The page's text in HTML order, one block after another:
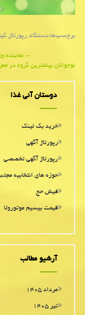
برچسب‌ها:دستگاه,رپورتاژ,
navigation
←نماینده
نوجوانان بیشترین گروه در
دوستان آنی غذا
خرید بک لینک
رپورتاژ آگهی
رپورتاژ آگهی تخصصی
حوزه های انتخابیه
فیش حج
قیمت بیسیم موتورولا
آرشیو مطالب
مرداد ۱۴۰۵
تیر ۱۴۰۵